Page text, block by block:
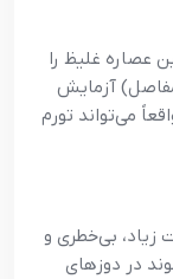
عصاره غلیظ را
آزمایش
می‌تواند تورم
زیاد، بی‌خطری و
در دوزهای